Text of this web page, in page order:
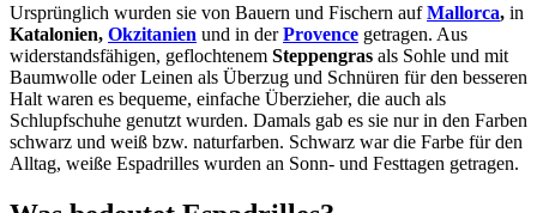
Ursprünglich wurden sie von Bauern und Fischern aufMallorca, in
Katalonien, Okzitanien und in derProvence getragen. Aus
widerstandsfähigen, geflochtenem Steppengras als Sohle und mit
Baumwolle oder Leinen als Überzug und Schnüren für den besseren
Halt waren es bequeme, einfache Überzieher, die auch als
Schlupfschuhe genutzt wurden. Damals gab es sie nur in den Farben
schwarz und weiß bzw. naturfarben. Schwarz war die Farbe für den
Alltag, weiße Espadrilles wurden an Sonn- und Festtagen getragen.